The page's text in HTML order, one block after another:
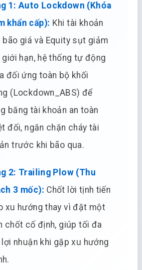
1: Auto Lockdown (Khóa
khẩn cấp): Khi tài khoản
bão giá và Equity sụt giảm
giới hạn, hệ thống tự động
đối ứng toàn bộ khối
(Lockdown_ABS) để
băng tài khoản an toàn
đối, ngăn chặn cháy tài
trước khi bão qua.
2: Trailing Plow (Thu
3 mốc): Chốt lời tịnh tiến
xu hướng thay vì đặt một
chốt cố định, giúp tối đa
lợi nhuận khi gặp xu hướng